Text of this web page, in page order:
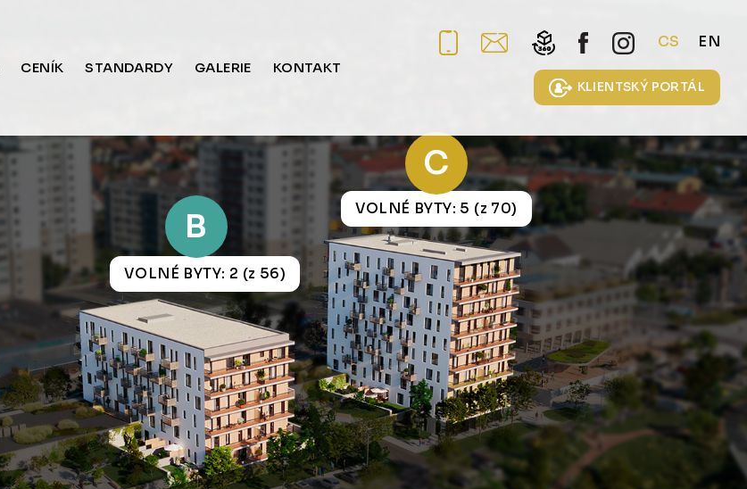
CENÍK STANDARDY GALERIE KONTAKT
CS EN
KLIENTSKÝ PORTÁL
B
C
VOLNÉ BYTY: 2 (z 56)
VOLNÉ BYTY: 5 (z 70)